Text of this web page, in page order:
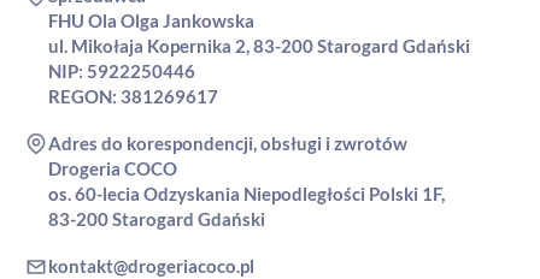
FHU Ola Olga Jankowska
ul. Mikołaja Kopernika 2, 83-200 Starogard Gdański
NIP: 5922250446
REGON: 381269617
Adres do korespondencji, obsługi i zwrotów
Drogeria COCO
os. 60-lecia Odzyskania Niepodległości Polski 1F,
83-200 Starogard Gdański
kontakt@drogeriacoco.pl